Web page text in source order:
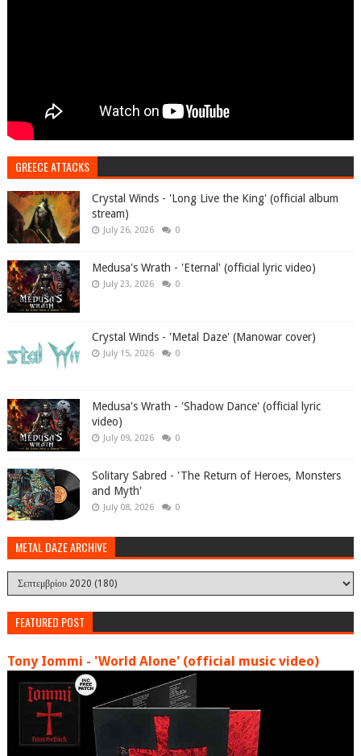
GREECE ATTACKS
Crystal Winds - 'Long Live the King' (official album
stream)
July 26, 2026 0
Medusa's Wrath - 'Eternal' (official lyric video)
July 23, 2026 0
Crystal Winds - 'Metal Daze' (Manowar cover)
July 15, 2026 0
Medusa's Wrath - 'Shadow Dance' (official lyric
video)
July 09, 2026 0
Solitary Sabred - 'The Return of Heroes, Monsters
and Myth'
July 08, 2026 0
METAL DAZE ARCHIVE
FEATURED POST
Tony Iommi - 'World Alone' (official music video)